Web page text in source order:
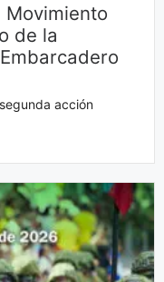
Movimiento
de la
acción